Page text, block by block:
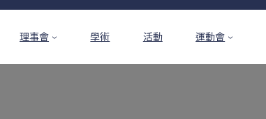
理事會 學術 活動 運動會